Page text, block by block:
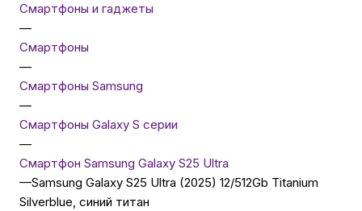
ТВ и проекторы
Бытовая техника
Смартфоны и гаджеты
—
Смартфоны
—
Смартфоны Samsung
—
Смартфоны Galaxy S серии
—
Смартфон Samsung Galaxy S25 Ultra
—Samsung Galaxy S25 Ultra (2025) 12/512Gb Titanium
Silverblue, синий титан